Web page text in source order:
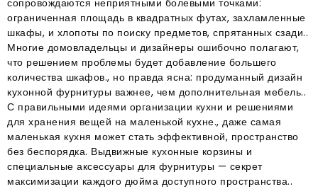
сопровождаются неприятными болевыми точками:
ограниченная площадь в квадратных футах, захламленные
шкафы, и хлопоты по поиску предметов, спрятанных сзади..
Многие домовладельцы и дизайнеры ошибочно полагают,
что решением проблемы будет добавление большего
количества шкафов., но правда ясна: продуманный дизайн
кухонной фурнитуры важнее, чем дополнительная мебель..
С правильными идеями организации кухни и решениями
для хранения вещей на маленькой кухне., даже самая
маленькая кухня может стать эффективной, пространство
без беспорядка. Выдвижные кухонные корзины и
специальные аксессуары для фурнитуры — секрет
максимизации каждого дюйма доступного пространства..